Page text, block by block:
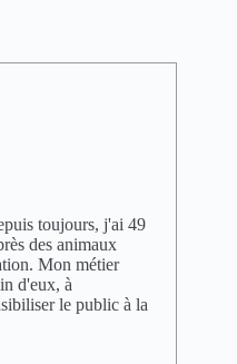
toujours, j'ai 49
des animaux
Mon métier
d'eux, à
le public à la